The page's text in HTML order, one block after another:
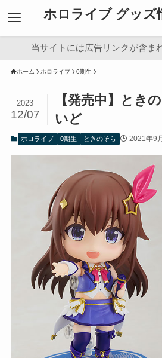
ホロライブ グッズ
当サイトには広告リンクが含ま
ホーム ホロライブ 0期生
【発売中】とき
いど
2023
12/07
ホロライブ 0期生 ときのそら 2021年9